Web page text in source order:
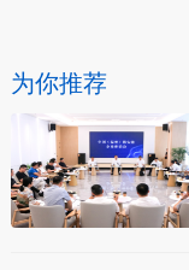
为你推荐